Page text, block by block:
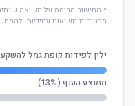
מבטיחות תשואות עתידיות.
ילין לפידות קופת גמל
ממוצע הענף (13%)